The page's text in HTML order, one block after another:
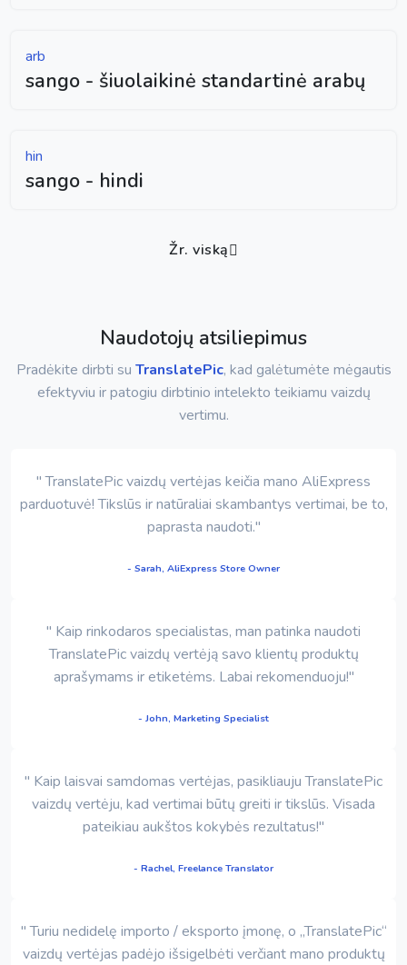
arb
sango - šiuolaikinė standartinė arabų
hin
sango - hindi
Žr. viską
Naudotojų atsiliepimus
Pradėkite dirbti su TranslatePic, kad galėtumėte mėgautis
efektyviu ir patogiu dirbtinio intelekto teikiamu vaizdų
vertimu.
" TranslatePic vaizdų vertėjas keičia mano AliExpress
parduotuvė! Tikslūs ir natūraliai skambantys vertimai, be to,
paprasta naudoti."
- Sarah, AliExpress Store Owner
" Kaip rinkodaros specialistas, man patinka naudoti
TranslatePic vaizdų vertėją savo klientų produktų
aprašymams ir etiketėms. Labai rekomenduoju!"
- John, Marketing Specialist
" Kaip laisvai samdomas vertėjas, pasikliauju TranslatePic
vaizdų vertėju, kad vertimai būtų greiti ir tikslūs. Visada
pateikiau aukštos kokybės rezultatus!"
- Rachel, Freelance Translator
" Turiu nedidelę importo / eksporto įmonę, o „TranslatePic“
vaizdų vertėjas padėjo išsigelbėti verčiant mano produktų